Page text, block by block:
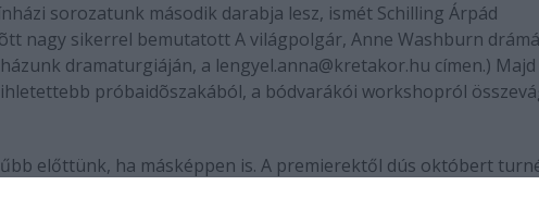
sorozatunk második darabja lesz, ismét Schilling Árpád
nagy sikerrel bemutatott A világpolgár, Anne Washburn
dramaturgiáján, a lengyel.anna@kretakor.hu címen.) Majd
próbaidõszakából, a bódvarákói workshopról
előttünk, ha másképpen is. A premierektől dús októbert
fogadtatása után izgatottan várjuk az elsősorban a magyar